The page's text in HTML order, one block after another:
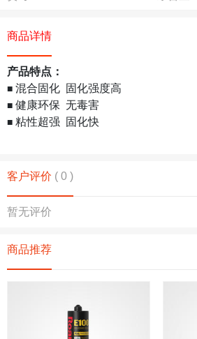
商品详情
产品特点：
■ 混合固化 固化强度高
■ 健康环保 无毒害
■ 粘性超强 固化快
客户评价 ( 0 )
暂无评价
商品推荐